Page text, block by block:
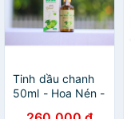
Tinh dầu chanh
50ml - Hoa Nén -